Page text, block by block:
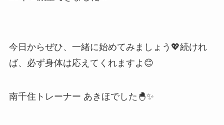
今日からぜひ、一緒に始めてみましょう💖続けれ
ば、必ず身体は応えてくれますよ😊
南千住トレーナー あきほでした🐣✨